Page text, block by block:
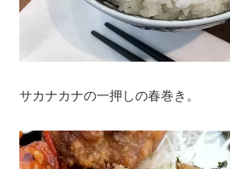
サカナカナの一押しの春巻き。